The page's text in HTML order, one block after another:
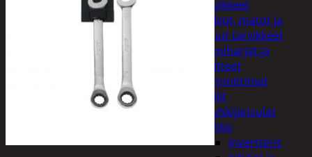
Autotarvikkeet
Kalvot, matot ja
muut tarvikkeet
Lumiharjat ja
peitteet
Lämmittimet
Peilit
Pyyhkijänsulat
Sähkö
Invertterit